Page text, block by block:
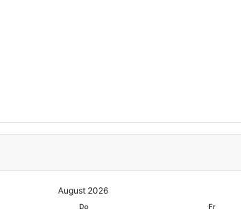
August 2026
Do Fr